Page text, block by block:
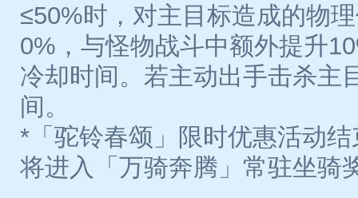
≤50%时，对主目标造成的物
0%，与怪物战斗中额外提升
冷却时间。若主动出手击杀主
间。
*「驼铃春颂」限时优惠活动
将进入「万骑奔腾」常驻坐骑